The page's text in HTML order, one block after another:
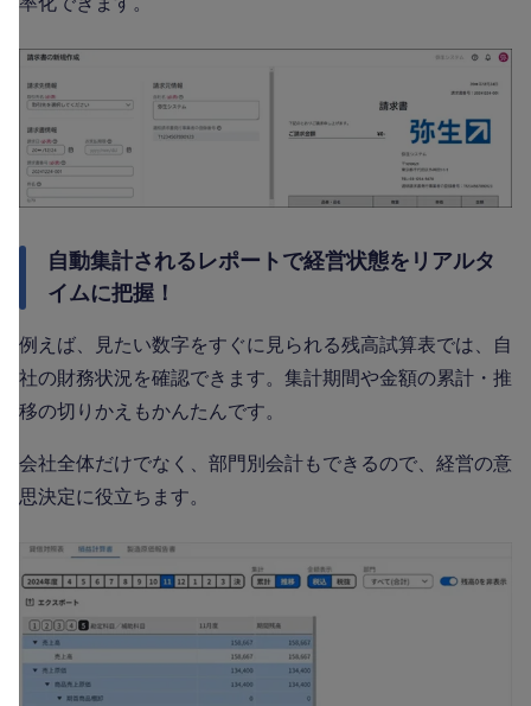
自動集計されるレポートで経営状態をリアルタ
イムに把握！
例えば、見たい数字をすぐに見られる残高試算表では、自
社の財務状況を確認できます。集計期間や金額の累計・推
移の切りかえもかんたんです。
会社全体だけでなく、部門別会計もできるので、経営の意
思決定に役立ちます。